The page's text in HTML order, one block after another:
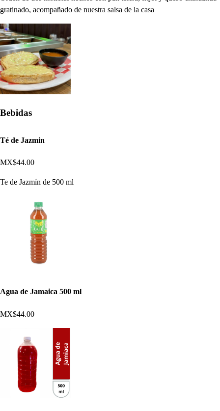
gratinado, acompañado de nuestra salsa de la casa
Bebidas
Té de Jazmin
MX$44.00
Te de Jazmín de 500 ml
Agua de Jamaica 500 ml
MX$44.00